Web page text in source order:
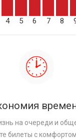
4 5 6 7 8
на очереди и
билеты с